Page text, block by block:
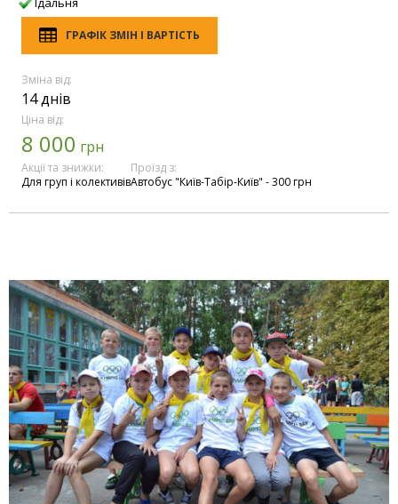
ГРАФІК ЗМІН І ВАРТІСТЬ
Зміна від:
14 днів
Ціна від:
8 000 грн
Акції та знижки:
Для груп і колективів
Проїзд з:
Автобус "Київ-Табір-Київ" - 300 грн